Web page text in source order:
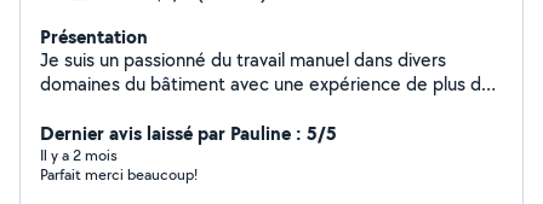
Présentation
Je suis un passionné du travail manuel dans divers
domaines du bâtiment avec une expérience de plus de
abordable et compétitif, je dispose d'un outillage
professionnel complet pour vous garantir des finitions
millimétrées et irréprochables. Je garantis mon travail et
Dernier avis laissé par Pauline : 5/5
Il y a 2 mois
Parfait merci beaucoup!